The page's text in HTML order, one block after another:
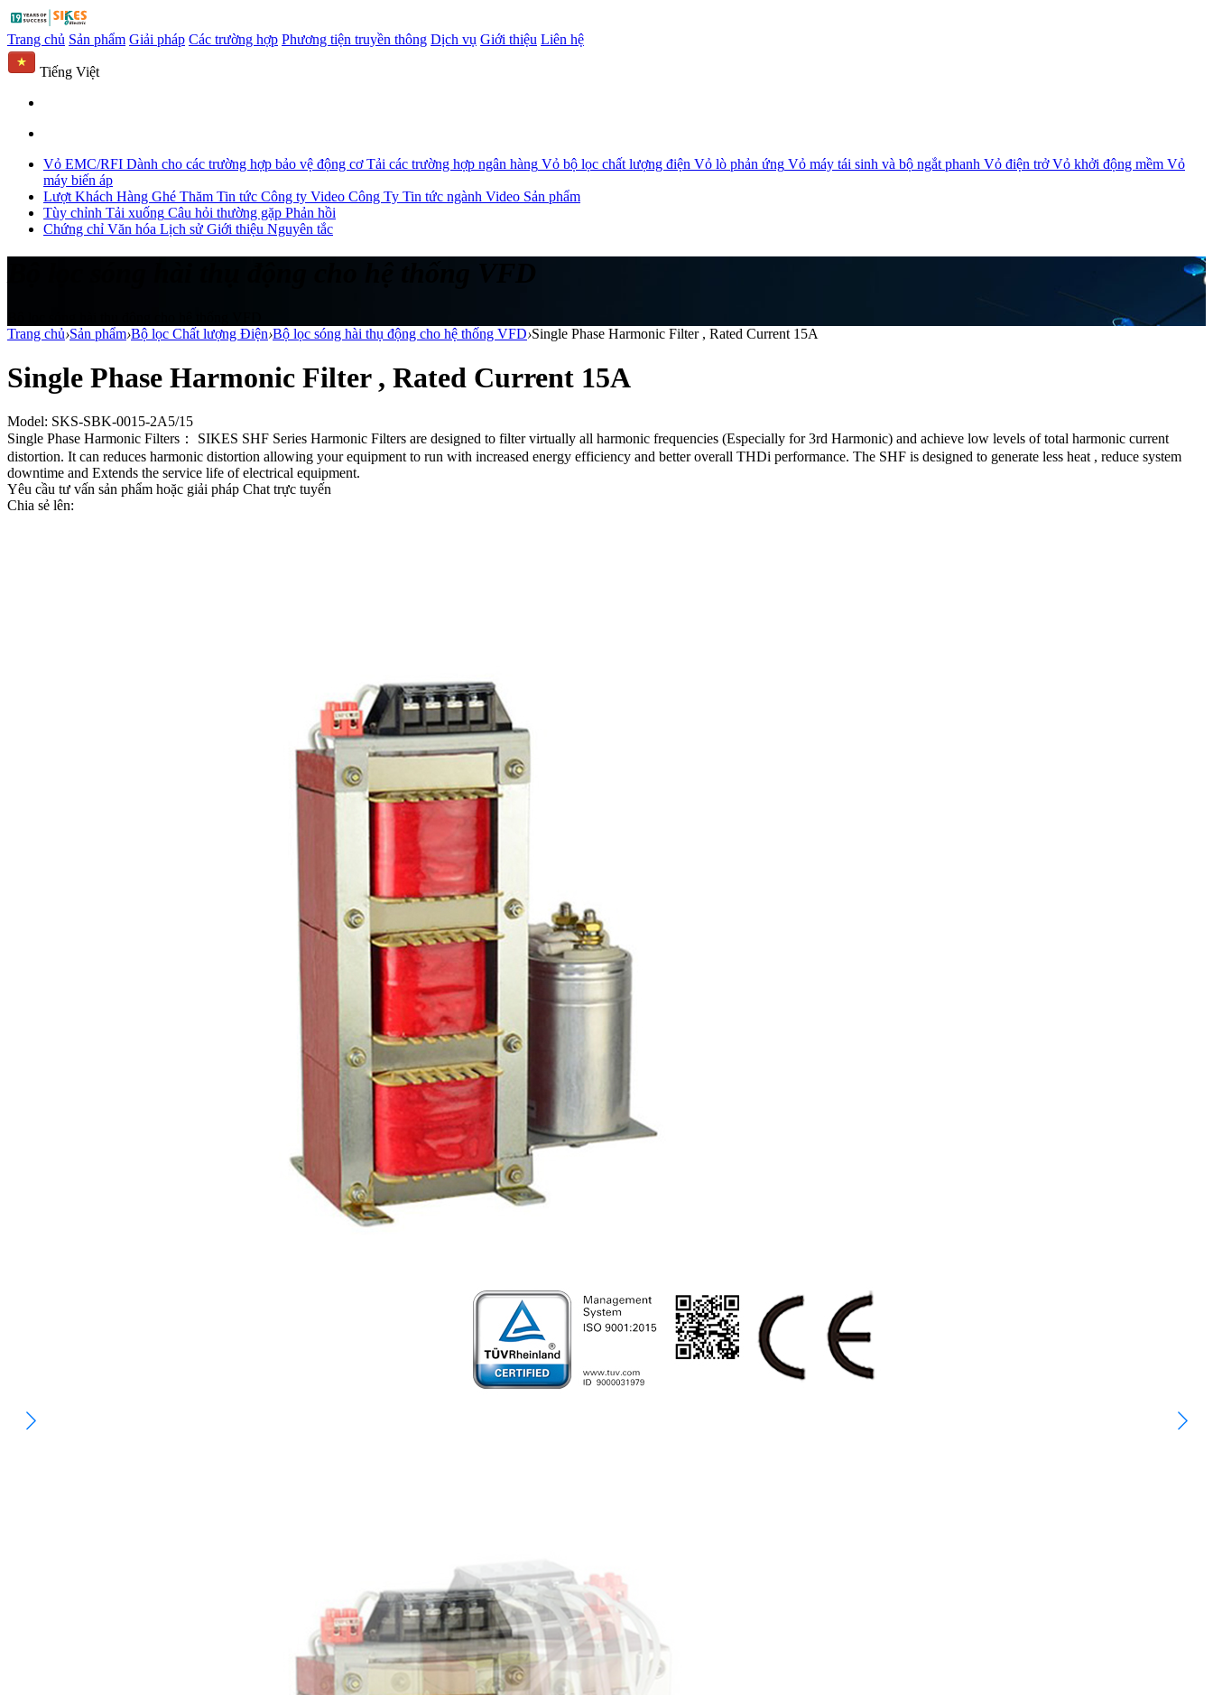
Trang chủ Sản phẩm Giải pháp Các trường hợp Phương tiện truyền thông Dịch vụ Giới thiệu Liên hệ
Tiếng Việt
Vỏ EMC/RFI Dành cho các trường hợp bảo vệ động cơ Tải các trường hợp ngân hàng Vỏ bộ lọc chất lượng điện Vỏ lò phản ứng Vỏ máy tái sinh và bộ ngắt phanh Vỏ điện trở Vỏ khởi động mềm Vỏ
máy biến áp
Lượt Khách Hàng Ghé Thăm Tin tức Công ty Video Công Ty Tin tức ngành Video Sản phẩm
Tùy chỉnh Tải xuống Câu hỏi thường gặp Phản hồi
Chứng chỉ Văn hóa Lịch sử Giới thiệu Nguyên tắc
Trang chủ›Sản phẩm›Bộ lọc Chất lượng Điện›Bộ lọc sóng hài thụ động cho hệ thống VFD›Single Phase Harmonic Filter , Rated Current 15A
Single Phase Harmonic Filter , Rated Current 15A
Model: SKS-SBK-0015-2A5/15
Single Phase Harmonic Filters： SIKES SHF Series Harmonic Filters are designed to filter virtually all harmonic frequencies (Especially for 3rd Harmonic) and achieve low levels of total harmonic current
distortion. It can reduces harmonic distortion allowing your equipment to run with increased energy efficiency and better overall THDi performance. The SHF is designed to generate less heat , reduce system
downtime and Extends the service life of electrical equipment.
Yêu cầu tư vấn sản phẩm hoặc giải pháp Chat trực tuyến
Chia sẻ lên: